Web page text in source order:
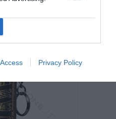
Privacy Policy